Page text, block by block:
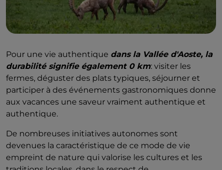
Pour une vie authentique dans la Vallée d'Aoste, la
durabilité signifie également 0 km: visiter les
fermes, déguster des plats typiques, séjourner et
participer à des événements gastronomiques donne
aux vacances une saveur vraiment authentique et
authentique.
De nombreuses initiatives autonomes sont
devenues la caractéristique de ce mode de vie
empreint de nature qui valorise les cultures et les